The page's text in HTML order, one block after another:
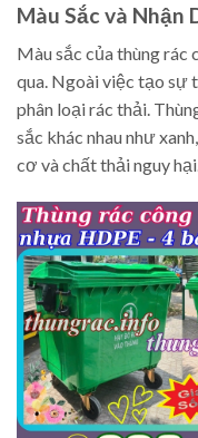
Màu Sắc và Nhận
Màu sắc của thùng rác
qua. Ngoài việc tạo sự
phân loại rác thải.
sắc khác nhau như
cơ và chất thải nguy